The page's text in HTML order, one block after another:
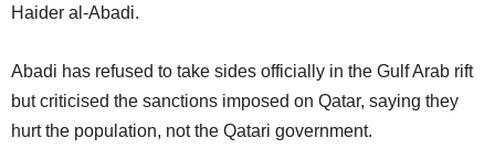
Haider al-Abadi.
Abadi has refused to take sides officially in the Gulf Arab rift
but criticised the sanctions imposed on Qatar, saying they
hurt the population, not the Qatari government.